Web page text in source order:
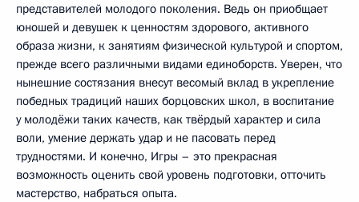
представителей молодого поколения. Ведь он приобщает
юношей и девушек к ценностям здорового, активного
образа жизни, к занятиям физической культурой и спортом,
прежде всего различными видами единоборств. Уверен, что
нынешние состязания внесут весомый вклад в укрепление
победных традиций наших борцовских школ, в воспитание
у молодёжи таких качеств, как твёрдый характер и сила
воли, умение держать удар и не пасовать перед
трудностями. И конечно, Игры – это прекрасная
возможность оценить свой уровень подготовки, отточить
мастерство, набраться опыта.